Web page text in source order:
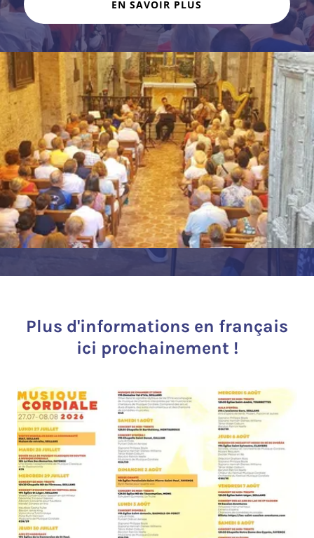
EN SAVOIR PLUS
Plus d'informations en français
ici prochainement !